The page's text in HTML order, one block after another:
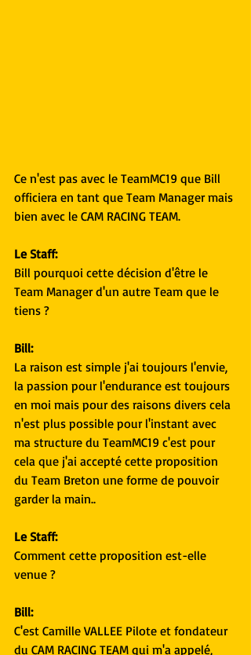
Ce n'est pas avec le TeamMC19 que Bill
officiera en tant que Team Manager mais
bien avec le CAM RACING TEAM.
Le Staff:
Bill pourquoi cette décision d'être le
Team Manager d'un autre Team que le
tiens ?
Bill:
La raison est simple j'ai toujours l'envie,
la passion pour l'endurance est toujours
en moi mais pour des raisons divers cela
n'est plus possible pour l'instant avec
ma structure du TeamMC19 c'est pour
cela que j'ai accepté cette proposition
du Team Breton une forme de pouvoir
garder la main..
Le Staff:
Comment cette proposition est-elle
venue ?
Bill:
C'est Camille VALLEE Pilote et fondateur
du CAM RACING TEAM qui m'a appelé,